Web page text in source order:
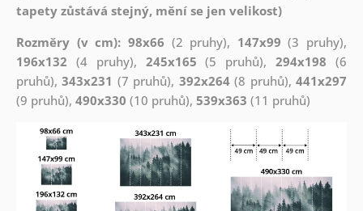
tapety zůstává stejný, mění se jen velikost)
Rozměry (v cm): 98x66 (2 pruhy), 147x99 (3 pruhy),
196x132 (4 pruhy), 245x165 (5 pruhů),294x198 (6
pruhů),343x231 (7 pruhů), 392x264(8 pruhů),441x297
(9 pruhů), 490x330 (10 pruhů), 539x363 (11 pruhů)